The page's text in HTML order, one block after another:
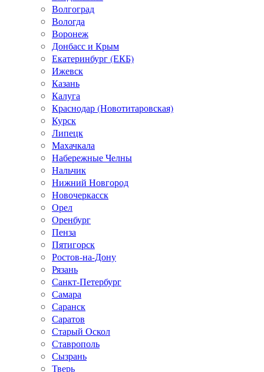
Волгоград
Вологда
Воронеж
Донбасс и Крым
Екатеринбург (ЕКБ)
Ижевск
Казань
Калуга
Краснодар (Новотитаровская)
Курск
Липецк
Махачкала
Набережные Челны
Нальчик
Нижний Новгород
Новочеркасск
Орел
Оренбург
Пенза
Пятигорск
Ростов-на-Дону
Рязань
Санкт-Петербург
Самара
Саранск
Саратов
Старый Оскол
Ставрополь
Сызрань
Тверь